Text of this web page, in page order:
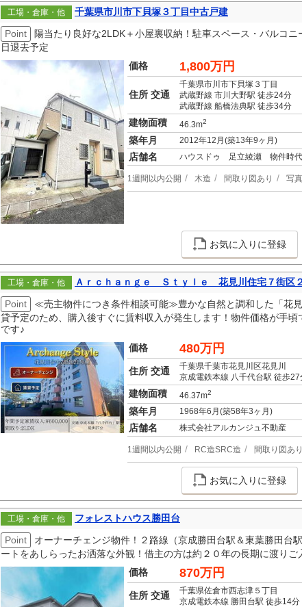
工場・倉庫・他
千葉県市川市下貝塚３丁目中古戸建
Point
陽当たり良好な2LDK＋小屋裏収納！駐車スペース・バルコ
日退去予定
価格
1,800万円
住所 交通
千葉県市川市下貝塚３丁目
武蔵野線 市川大野駅 徒歩24分
武蔵野線 船橋法典駅 徒歩34分
建物面積 46.3m2
築年月 2012年12月(築13年9ヶ月)
店舗名 ハウスドゥ 足立綾瀬 物件時代
1週間以内公開 木造 間取り図あり 写
お気に入りに登録
工場・倉庫・他
Ａｒｃｈａｎｇｅ Ｓｔｙｌｅ 花見川住宅７街区２
Point
≪売主物件につき条件相談可能≫豊かな自然と調和した「花
貸予定のため、購入後すぐに賃料収入が発生します！物件価格が手
です♪
価格
480万円
住所 交通
千葉県千葉市花見川区花見川
京成電鉄本線 八千代台駅 徒歩27
建物面積 46.37m2
築年月 1968年6月(築58年3ヶ月)
店舗名 株式会社アルカンジュ不動産
1週間以内公開 RC造SRC造 間取り図あり
お気に入りに登録
工場・倉庫・他
フォレストハウス勝田台
Point
オーナーチェンジ物件！２路線（京成勝田台駅＆東葉勝田台
ートをあしらったお洒落な外観！借主の方は約２０年の長期に渡りご
価格
870万円
住所 交通
千葉県佐倉市西志津５丁目
京成電鉄本線 勝田台駅 徒歩14分